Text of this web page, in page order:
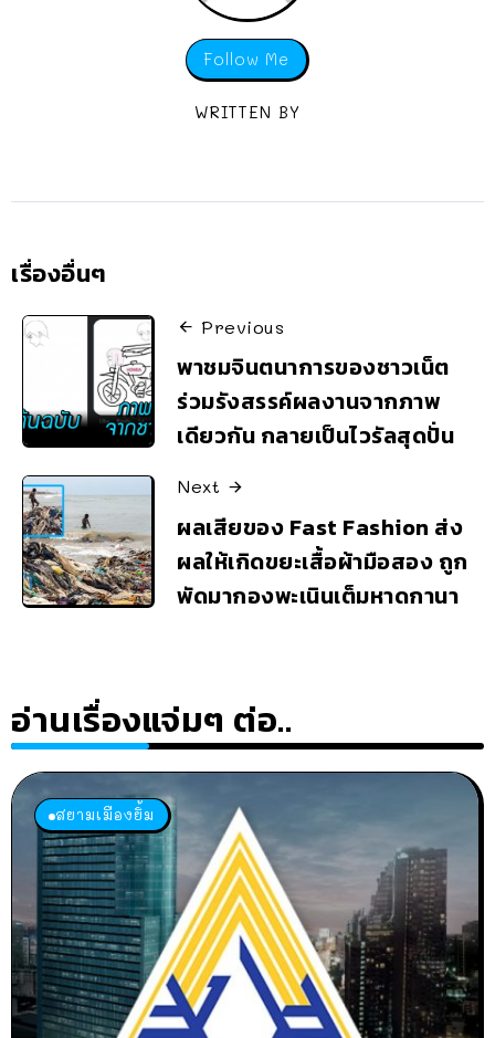
Follow Me
WRITTEN BY
เรื่องอื่นๆ
Previous
พาชมจินตนาการของชาวเน็ต
ร่วมรังสรรค์ผลงานจากภาพ
เดียวกัน กลายเป็นไวรัลสุดปั่น
Next
ผลเสียของ Fast Fashion ส่ง
ผลให้เกิดขยะเสื้อผ้ามือสอง ถูก
พัดมากองพะเนินเต็มหาดกานา
อ่านเรื่องแจ่มๆ ต่อ..
สยามเมืองยิ้ม